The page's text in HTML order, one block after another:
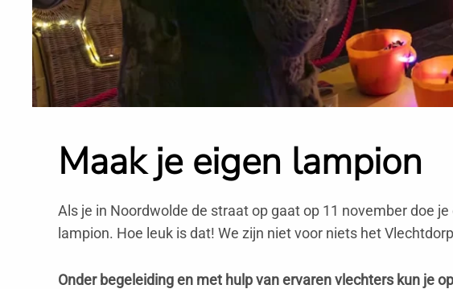
Maak je eigen lampion
Als je in Noordwolde de straat op gaat op 11 november doe
lampion. Hoe leuk is dat! We zijn niet voor niets het
Onder begeleiding en met hulp van ervaren vlechters kun je